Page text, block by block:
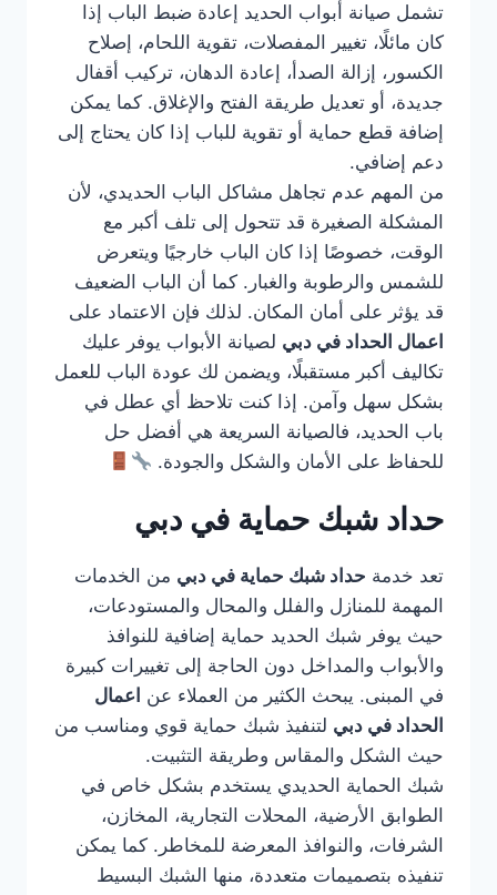
تشمل صيانة أبواب الحديد إعادة ضبط الباب إذا
كان مائلًا، تغيير المفصلات، تقوية اللحام، إصلاح
الكسور، إزالة الصدأ، إعادة الدهان، تركيب أقفال
جديدة، أو تعديل طريقة الفتح والإغلاق. كما يمكن
إضافة قطع حماية أو تقوية للباب إذا كان يحتاج إلى
دعم إضافي.
من المهم عدم تجاهل مشاكل الباب الحديدي، لأن
المشكلة الصغيرة قد تتحول إلى تلف أكبر مع
الوقت، خصوصًا إذا كان الباب خارجيًا ويتعرض
للشمس والرطوبة والغبار. كما أن الباب الضعيف
قد يؤثر على أمان المكان. لذلك فإن الاعتماد على
اعمال الحداد في دبي لصيانة الأبواب يوفر عليك
تكاليف أكبر مستقبلًا، ويضمن لك عودة الباب للعمل
بشكل سهل وآمن. إذا كنت تلاحظ أي عطل في
باب الحديد، فالصيانة السريعة هي أفضل حل
للحفاظ على الأمان والشكل والجودة.
حداد شبك حماية في دبي
تعد خدمة حداد شبك حماية في دبي من الخدمات
المهمة للمنازل والفلل والمحال والمستودعات،
حيث يوفر شبك الحديد حماية إضافية للنوافذ
والأبواب والمداخل دون الحاجة إلى تغييرات كبيرة
في المبنى. يبحث الكثير من العملاء عن اعمال
الحداد في دبي لتنفيذ شبك حماية قوي ومناسب من
حيث الشكل والمقاس وطريقة التثبيت.
شبك الحماية الحديدي يستخدم بشكل خاص في
الطوابق الأرضية، المحلات التجارية، المخازن،
الشرفات، والنوافذ المعرضة للمخاطر. كما يمكن
تنفيذه بتصميمات متعددة، منها الشبك البسيط